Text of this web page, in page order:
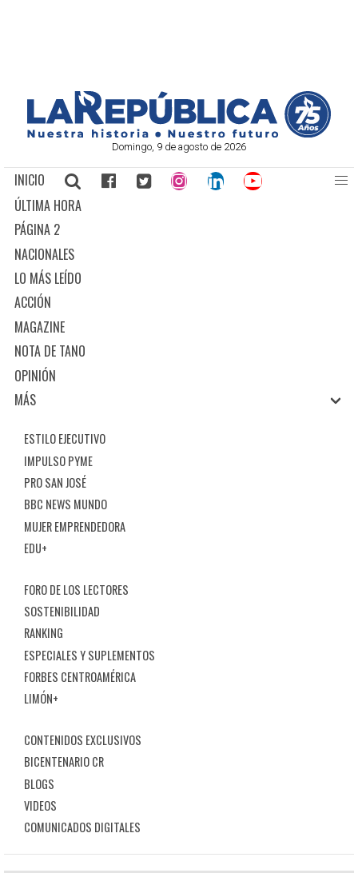
Domingo, 9 de agosto de 2026
INICIO
ÚLTIMA HORA
PÁGINA 2
NACIONALES
LO MÁS LEÍDO
ACCIÓN
MAGAZINE
NOTA DE TANO
OPINIÓN
MÁS
ESTILO EJECUTIVO
IMPULSO PYME
PRO SAN JOSÉ
BBC NEWS MUNDO
MUJER EMPRENDEDORA
EDU+
FORO DE LOS LECTORES
SOSTENIBILIDAD
RANKING
ESPECIALES Y SUPLEMENTOS
FORBES CENTROAMÉRICA
LIMÓN+
CONTENIDOS EXCLUSIVOS
BICENTENARIO CR
BLOGS
VIDEOS
COMUNICADOS DIGITALES